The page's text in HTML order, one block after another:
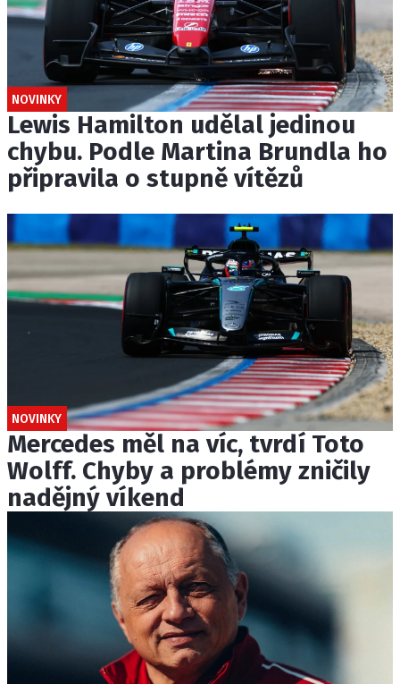
NOVINKY
Lewis Hamilton udělal jedinou
chybu. Podle Martina Brundla ho
připravila o stupně vítězů
NOVINKY
Mercedes měl na víc, tvrdí Toto
Wolff. Chyby a problémy zničily
nadějný víkend